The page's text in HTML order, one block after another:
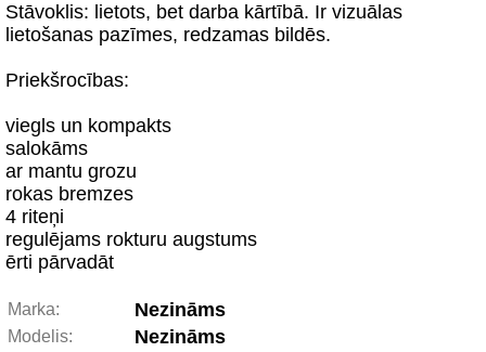
Stāvoklis: lietots, bet darba kārtībā. Ir vizuālas
lietošanas pazīmes, redzamas bildēs.
Priekšrocības:
viegls un kompakts
salokāms
ar mantu grozu
rokas bremzes
4 riteņi
regulējams rokturu augstums
ērti pārvadāt
Marka: Nezināms
Modelis: Nezināms